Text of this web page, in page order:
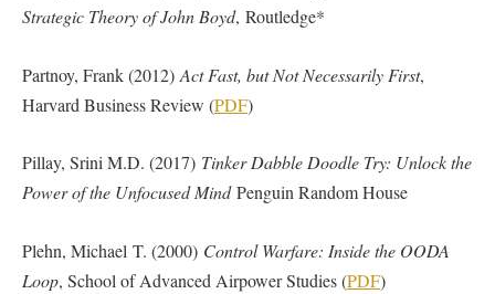
Strategic Theory of John Boyd, Routledge*
Partnoy, Frank (2012) Act Fast, but Not Necessarily First,
Harvard Business Review (PDF)
Pillay, Srini M.D. (2017) Tinker Dabble Doodle Try: Unlock the
Power of the Unfocused MindPenguin Random House
Plehn, Michael T. (2000) Control Warfare: Inside the OODA
Loop, School of Advanced Airpower Studies (PDF)